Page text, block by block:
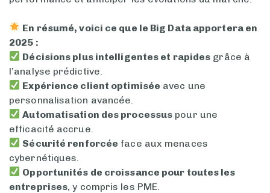
En résumé, voici ce que le Big Data apportera en
2025 :
Décisions plus intelligentes et rapides grâce à
l’analyse prédictive.
Expérience client optimisée avec une
personnalisation avancée.
Automatisation des processus pour une
efficacité accrue.
Sécurité renforcée face aux menaces
cybernétiques.
Opportunités de croissance pour toutes les
entreprises, y compris les PME.